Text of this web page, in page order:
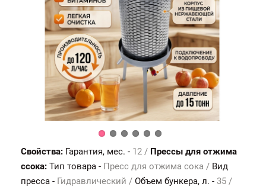
Свойства: Гарантия, мес. - 12 / Прессы для отжима
ссока: Тип товара - Пресс для отжима сока / Вид
пресса - Гидравлический / Объем бункера, л. - 35 /